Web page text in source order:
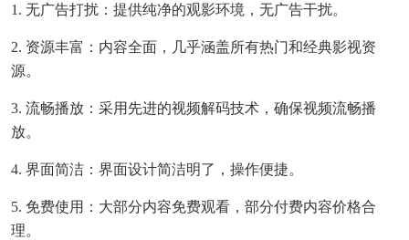
1. 无广告打扰：提供纯净的观影环境，无广告干扰。
2. 资源丰富：内容全面，几乎涵盖所有热门和经典影视资
源。
3. 流畅播放：采用先进的视频解码技术，确保视频流畅播
放。
4. 界面简洁：界面设计简洁明了，操作便捷。
5. 免费使用：大部分内容免费观看，部分付费内容价格合
理。